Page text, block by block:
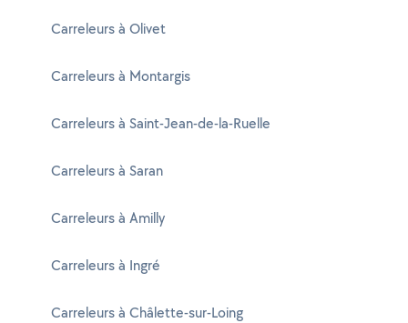
Carreleurs à Olivet
Carreleurs à Montargis
Carreleurs à Saint-Jean-de-la-Ruelle
Carreleurs à Saran
Carreleurs à Amilly
Carreleurs à Ingré
Carreleurs à Châlette-sur-Loing